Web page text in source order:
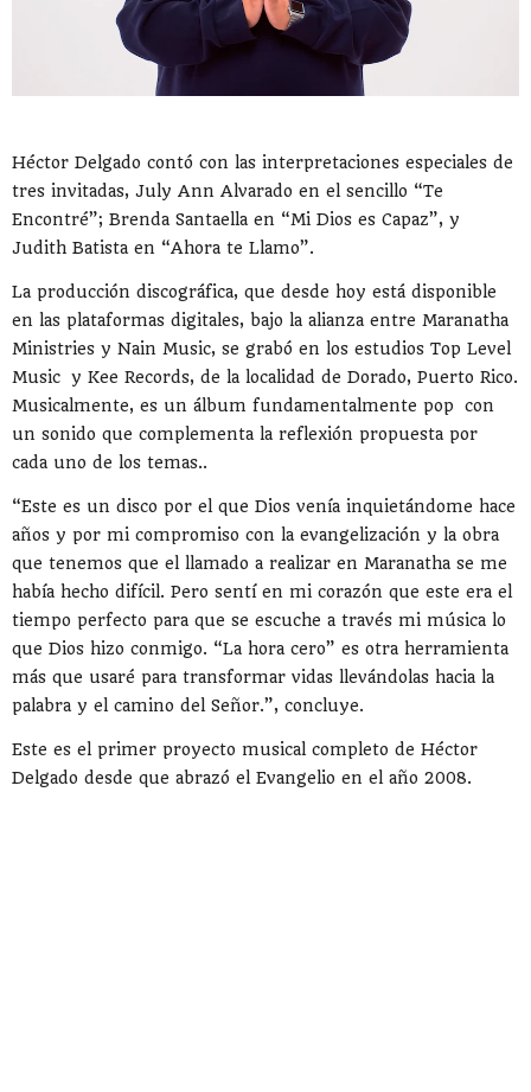
Héctor Delgado contó con las interpretaciones especiales de
tres invitadas, July Ann Alvarado en el sencillo “Te
Encontré”; Brenda Santaella en “Mi Dios es Capaz”, y
Judith Batista en “Ahora te Llamo”.
La producción discográfica, que desde hoy está disponible
en las plataformas digitales, bajo la alianza entre Maranatha
Ministries y Nain Music, se grabó en los estudios Top Level
Music y Kee Records, de la localidad de Dorado, Puerto Rico.
Musicalmente, es un álbum fundamentalmente pop con
un sonido que complementa la reflexión propuesta por
cada uno de los temas..
“Este es un disco por el que Dios venía inquietándome hace
años y por mi compromiso con la evangelización y la obra
que tenemos que el llamado a realizar en Maranatha se me
había hecho difícil. Pero sentí en mi corazón que este era el
tiempo perfecto para que se escuche a través mi música lo
que Dios hizo conmigo. “La hora cero” es otra herramienta
más que usaré para transformar vidas llevándolas hacia la
palabra y el camino del Señor.”, concluye.
Este es el primer proyecto musical completo de Héctor
Delgado desde que abrazó el Evangelio en el año 2008.